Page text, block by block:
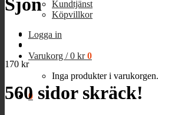
Kundtjänst
Köpvillkor
Logga in
Varukorg /0 kr 0
Inga produkter i varukorgen.
0
Sjön
170 kr
560 sidor skräck!